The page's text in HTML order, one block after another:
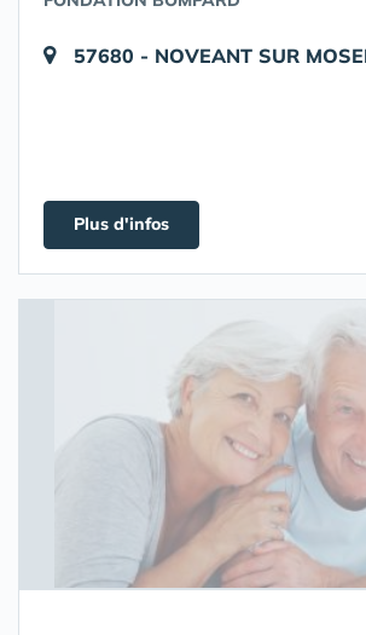
57680 - NOVEANT SUR
Plus d'infos